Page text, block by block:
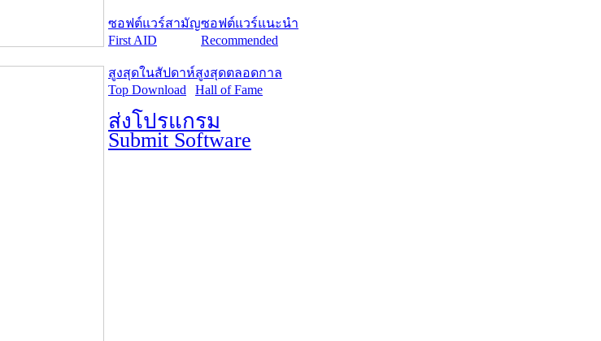
ซอฟต์แวร์สามัญ
First AID
ซอฟต์แวร์แนะนำ
Recommended
สูงสุดในสัปดาห์
Top Download
สูงสุดตลอดกาล
Hall of Fame
ส่งโปรแกรม
Submit Software